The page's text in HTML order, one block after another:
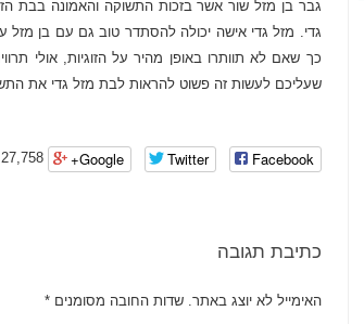
גבר בן מזל שור אשר בזכות התשוקה והאמונה בבת
גדי. מזל גדי אישה יכולה להסתדר טוב גם עם בן
כך שאם לא תוותרו באופן מהיר על הזוגיות, אולי
שעליכם לעשות זה פשוט להראות לבת מזל גדי את
Facebook
Twitter
Google+
27,758 views
כתיבת תגובה
האימייל לא יוצג באתר. שדות החובה מסומנים*